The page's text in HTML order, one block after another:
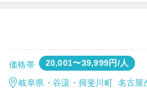
価格帯 20,001〜39,999円/人
岐阜県・谷汲・揖斐川町 名古屋